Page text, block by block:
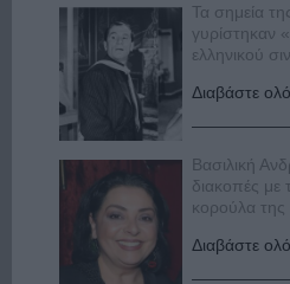
Τα σημεία
γυρίστηκαν
ελληνικού
Διαβάστε
Βασιλική
διακοπές με
κορούλα της
Διαβάστε